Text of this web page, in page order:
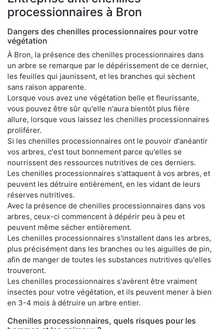
processionnaires à Bron
Dangers des chenilles processionnaires pour votre
végétation
À Bron, la présence des chenilles processionnaires dans
un arbre se remarque par le dépérissement de ce dernier,
les feuilles qui jaunissent, et les branches qui sèchent
sans raison apparente.
Lorsque vous avez une végétation belle et fleurissante,
vous pouvez être sûr qu'elle n'aura bientôt plus fière
allure, lorsque vous laissez les chenilles processionnaires
proliférer.
Si les chenilles processionnaires ont le pouvoir d'anéantir
vos arbres, c'est tout bonnement parce qu'elles se
nourrissent des ressources nutritives de ces derniers.
Les chenilles processionnaires s'attaquent à vos arbres, et
peuvent les détruire entièrement, en les vidant de leurs
réserves nutritives.
Avec la présence de chenilles processionnaires dans vos
arbres, ceux-ci commencent à dépérir peu à peu et
peuvent même sécher entièrement.
Les chenilles processionnaires s'installent dans les arbres,
plus précisément dans les branches ou les aiguilles de pin,
afin de manger de toutes les substances nutritives qu'elles
trouveront.
Les chenilles processionnaires s'avèrent être vraiment
insectes pour votre végétation, et ils peuvent mener à bien
en 3-4 mois à détruire un arbre entier.
Chenilles processionnaires, quels risques pour les